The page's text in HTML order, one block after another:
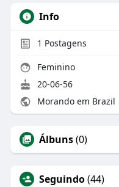
Info
1 Postagens
Feminino
20-06-56
Morando em Brazil
Álbuns(0)
Seguindo(44)